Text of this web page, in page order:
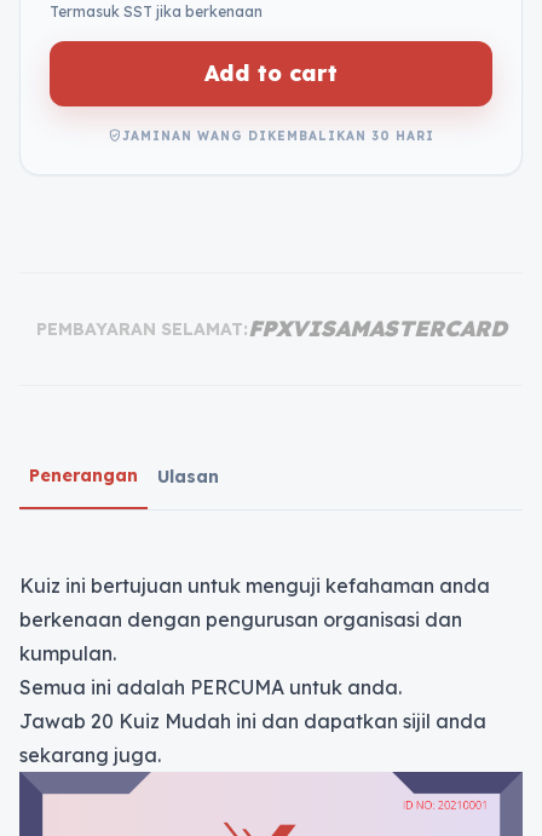
Termasuk SST jika berkenaan
Add to cart
verified_userJAMINAN WANG DIKEMBALIKAN 30 HARI
PEMBAYARAN SELAMAT:FPXVISAMASTERCARD
Penerangan Ulasan
Kuiz ini bertujuan untuk menguji kefahaman anda
berkenaan dengan pengurusan organisasi dan
kumpulan.
Semua ini adalah PERCUMA untuk anda.
Jawab 20 Kuiz Mudah ini dan dapatkan sijil anda
sekarang juga.